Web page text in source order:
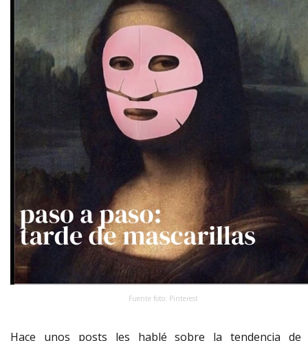
Fuente foto: Pinterest
Hace unos posts les hablé sobre la tendencia de